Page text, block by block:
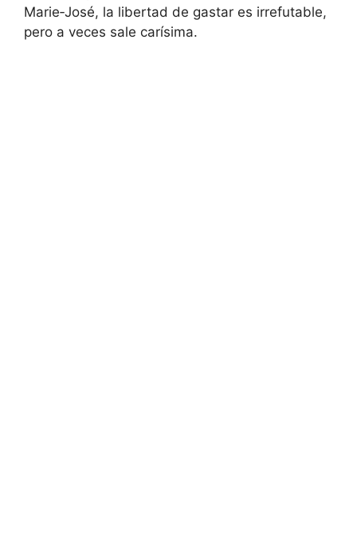
Marie‑José, la libertad de gastar es irrefutable,
pero a veces sale carísima.